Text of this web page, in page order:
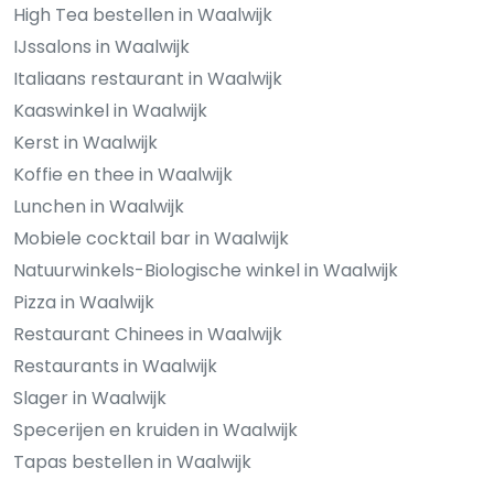
High Tea bestellen in Waalwijk
IJssalons in Waalwijk
Italiaans restaurant in Waalwijk
Kaaswinkel in Waalwijk
Kerst in Waalwijk
Koffie en thee in Waalwijk
Lunchen in Waalwijk
Mobiele cocktail bar in Waalwijk
Natuurwinkels-Biologische winkel in Waalwijk
Pizza in Waalwijk
Restaurant Chinees in Waalwijk
Restaurants in Waalwijk
Slager in Waalwijk
Specerijen en kruiden in Waalwijk
Tapas bestellen in Waalwijk